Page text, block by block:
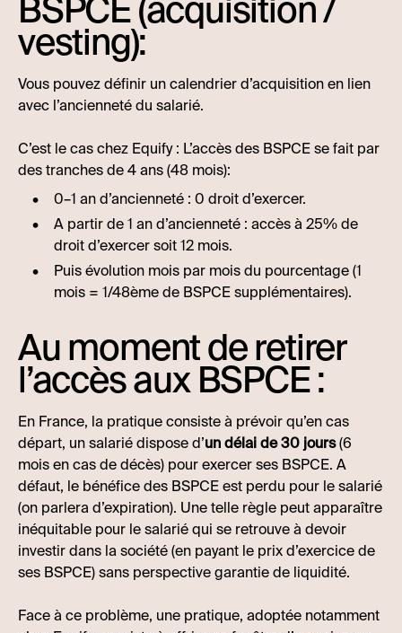
BSPCE (acquisition /
vesting):
Vous pouvez définir un calendrier d’acquisition en lien
avec l’ancienneté du salarié.
C’est le cas chez Equify : L’accès des BSPCE se fait par
des tranches de 4 ans (48 mois):
0–1 an d’ancienneté : 0 droit d’exercer.
A partir de 1 an d’ancienneté : accès à 25% de
droit d’exercer soit 12 mois.
Puis évolution mois par mois du pourcentage (1
mois = 1/48ème de BSPCE supplémentaires).
Au moment de retirer
l’accès aux BSPCE :
En France, la pratique consiste à prévoir qu’en cas
départ, un salarié dispose d’un délai de 30 jours(6
mois en cas de décès) pour exercer ses BSPCE. A
défaut, le bénéfice des BSPCE est perdu pour le salarié
(on parlera d’expiration). Une telle règle peut apparaître
inéquitable pour le salarié qui se retrouve à devoir
investir dans la société (en payant le prix d’exercice de
ses BSPCE) sans perspective garantie de liquidité.
Face à ce problème, une pratique, adoptée notamment